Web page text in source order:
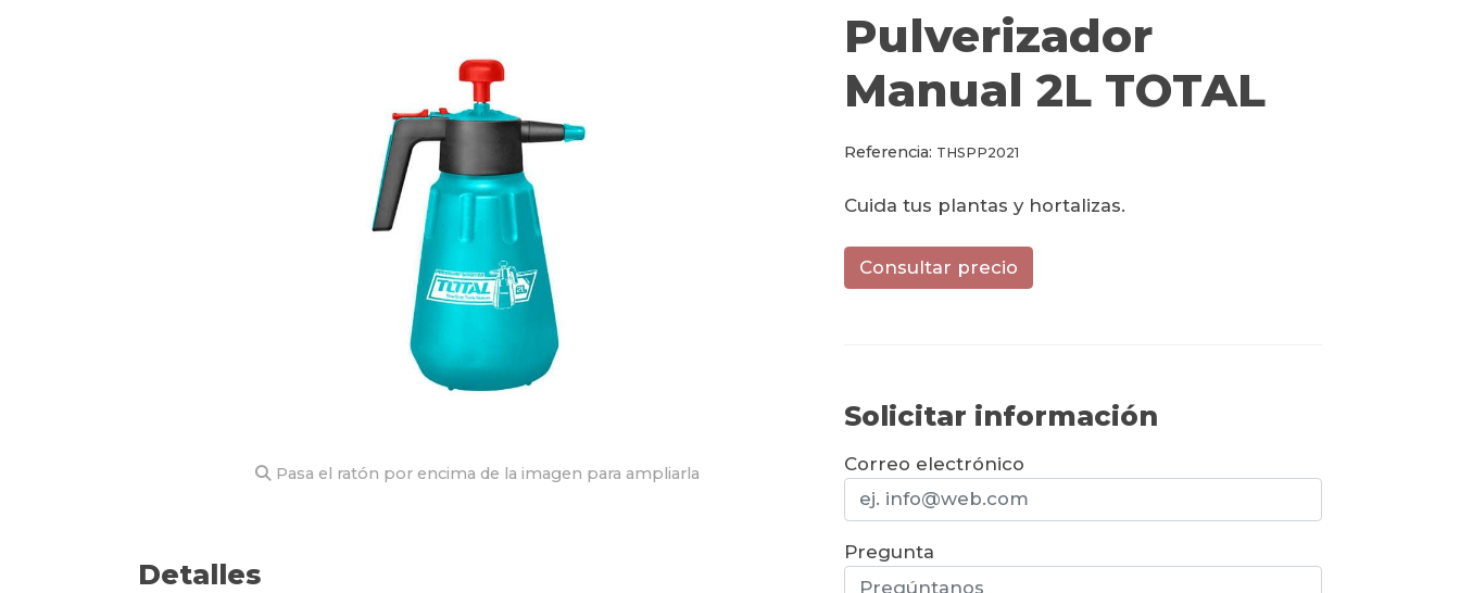
Pasa el ratón por encima de la imagen para ampliarla
Detalles
Pulverizador
Manual 2L TOTAL
Referencia: THSPP2021
Cuida tus plantas y hortalizas.
Consultar precio
Solicitar información
Correo electrónico
Pregunta